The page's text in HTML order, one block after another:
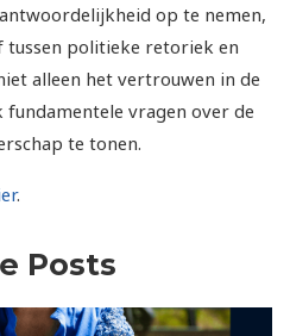
op te nemen,
tussen politieke retoriek en
alleen het vertrouwen in de
vragen over de
te tonen.
.
Posts